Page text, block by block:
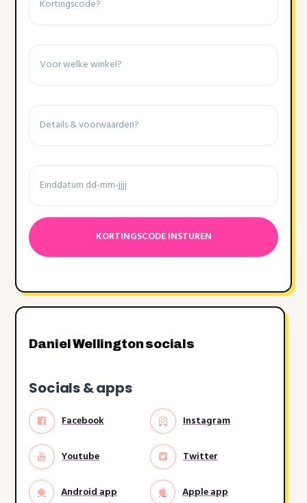
Winkel
Details
voorwaarden
Einddatum
dash
MM
dash
Daniel Wellington socials
Socials & apps
Facebook Instagram
Youtube Twitter
Android app Apple app